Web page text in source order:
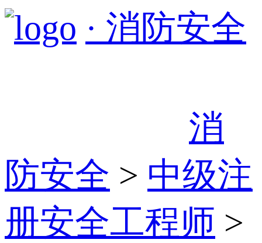
· 消防安全
消
防安全 > 中级注
册安全工程师 >